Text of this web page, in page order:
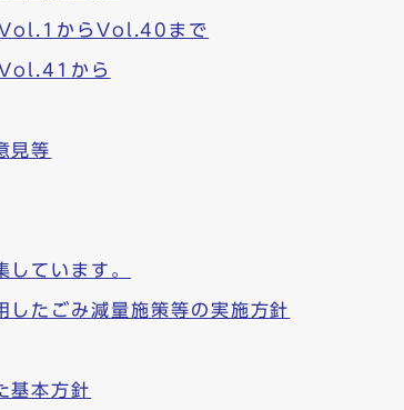
Vol.1からVol.40まで
から
見等
しています。
したごみ減量施策等の実施方針
基本方針